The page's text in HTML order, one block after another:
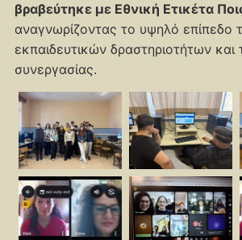
βραβεύτηκε με Εθνική Ετικέτα
αναγνωρίζοντας το υψηλό επίπεδο
εκπαιδευτικών δραστηριοτήτων και
συνεργασίας.